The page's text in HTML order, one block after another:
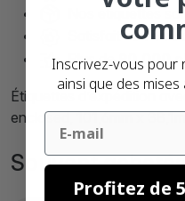
Nos étiquettes
Satisfait ou
Plus de90.000
Étiquettes d’expédition
enclosed, 101,6mm x
Souvent
Inscrivez-vous pour
ainsi que des
Email
Profitez de